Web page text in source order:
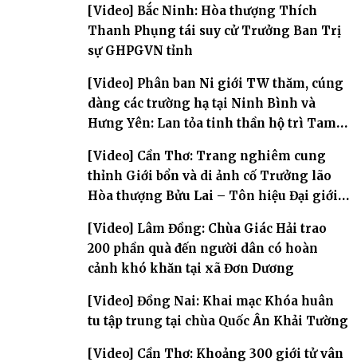
[Video] Bắc Ninh: Hòa thượng Thích
Thanh Phụng tái suy cử Trưởng Ban Trị
sự GHPGVN tỉnh
[Video] Phân ban Ni giới TW thăm, cúng
dàng các trường hạ tại Ninh Bình và
Hưng Yên: Lan tỏa tinh thần hộ trì Tam
[Video] Cần Thơ: Trang nghiêm cung
thỉnh Giới bổn và di ảnh cố Trưởng lão
Hòa thượng Bửu Lai – Tôn hiệu Đại giới
[Video] Lâm Đồng: Chùa Giác Hải trao
200 phần quà đến người dân có hoàn
cảnh khó khăn tại xã Đơn Dương
[Video] Đồng Nai: Khai mạc Khóa huân
tu tập trung tại chùa Quốc Ân Khải Tường
[Video] Cần Thơ: Khoảng 300 giới tử vân